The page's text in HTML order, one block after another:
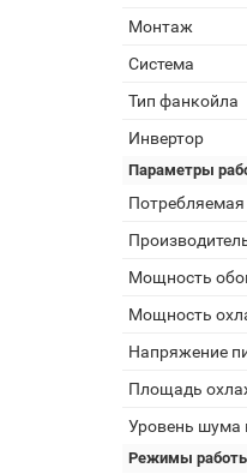
Монтаж
Система
Тип фанкойла
Инвертор
Параметры
Мощность
Мощность
Напряжение
Площадь
Уровень шума
Режимы